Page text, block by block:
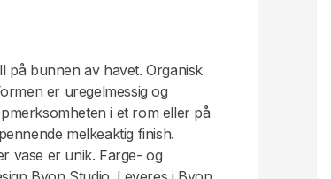
på bunnen av havet. Organisk
er uregelmessig og
i et rom eller på
melkeaktig finish.
vase er unik. Farge- og